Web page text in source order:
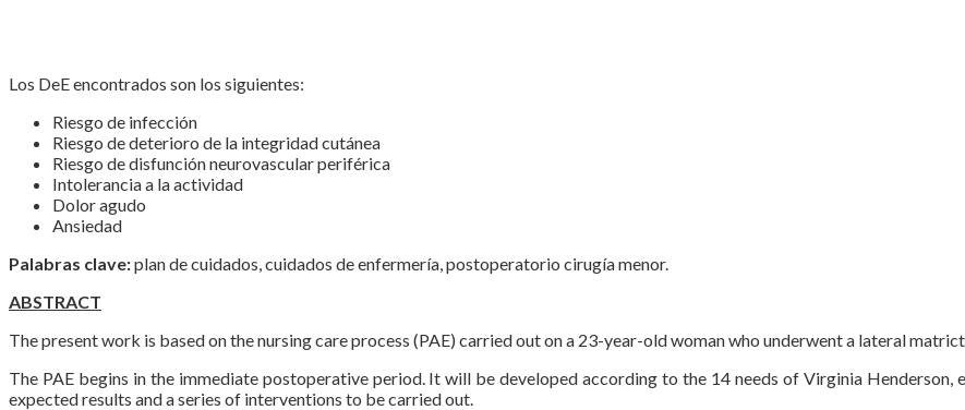
Los DeE encontrados son los siguientes:
Riesgo de infección
Riesgo de deterioro de la integridad cutánea
Riesgo de disfunción neurovascular periférica
Intolerancia a la actividad
Dolor agudo
Ansiedad
Palabras clave:plan de cuidados, cuidados de enfermería, postoperatorio cirugía menor.
ABSTRACT
The present work is based on the nursing care process (PAE) carried out on a 23-year-old woman who underwent a lateral
The PAE begins in the immediate postoperative period. It will be developed according to the 14 needs of Virginia
expected results and a series of interventions to be carried out.